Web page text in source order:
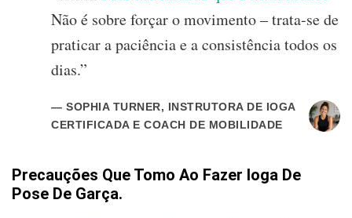
Não é sobre forçar o movimento – trata-se de
praticar a paciência e a consistência todos os
dias.”
— SOPHIA TURNER, INSTRUTORA DE IOGA
CERTIFICADA E COACH DE MOBILIDADE
Precauções Que Tomo Ao Fazer Ioga De
Pose De Garça.